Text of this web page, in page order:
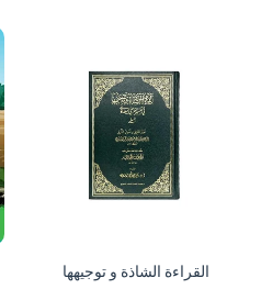
القراءة الشاذة و توجيهها